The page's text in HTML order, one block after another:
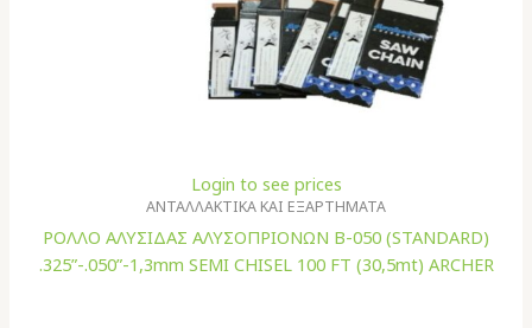
Login to see prices
ΑΝΤΑΛΛΑΚΤΙΚΑ ΚΑΙ ΕΞΑΡΤΗΜΑΤΑ
ΡΟΛΛΟ ΑΛΥΣΙΔΑΣ ΑΛΥΣΟΠΡΙΟΝΩΝ B-050 (STANDARD)
.325”-.050”-1,3mm SEMI CHISEL 100 FT (30,5mt) ARCHER